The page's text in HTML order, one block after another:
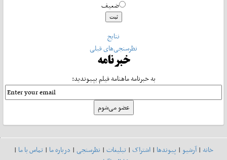
ضعیف
نتایج
نظرسنجی‌های قبلی
خبرنامه
به خبرنامه ماهنامه فیلم بپیوندید:
خانه|آرشیو| پیوندها| اشتراک| تبلیغات| نظرسنجی| درباره ما| تماس با ما|